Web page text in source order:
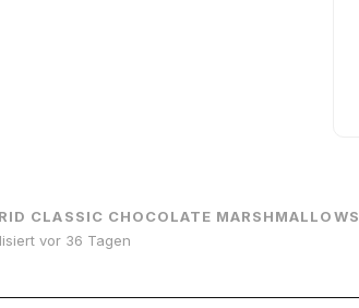
CLASSIC CHOCOLATE MARSHMALLOWS
vor 36 Tagen